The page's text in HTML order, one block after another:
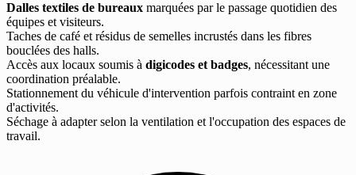
Dalles textiles de bureaux marquées par le passage quotidien des
équipes et visiteurs.
Taches de café et résidus de semelles incrustés dans les fibres
bouclées des halls.
Accès aux locaux soumis à digicodes et badges, nécessitant une
coordination préalable.
Stationnement du véhicule d'intervention parfois contraint en zone
d'activités.
Séchage à adapter selon la ventilation et l'occupation des espaces de
travail.